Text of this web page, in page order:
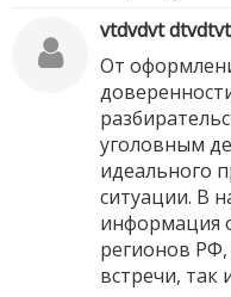
vtdvdvt
От
уголовным
идеального
ситуации. В
информация
регионов
встречи, так